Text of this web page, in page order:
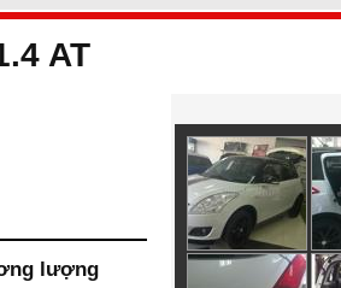
AT
lượng